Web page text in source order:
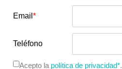
Email *
Teléfono
Acepto la política de privacidad*.